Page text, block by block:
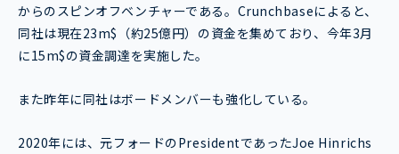
からのスピンオフベンチャーである。Crunchbaseによると、
同社は現在23m$（約25億円）の資金を集めており、今年3月
に15m$の資金調達を実施した。
また昨年に同社はボードメンバーも強化している。
2020年には、元フォードのPresidentであったJoe Hinrichs